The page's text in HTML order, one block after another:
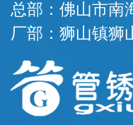
总部：佛山市南
厂部：狮山镇狮